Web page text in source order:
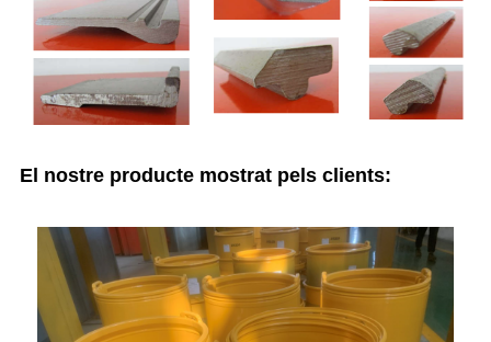
El nostre producte mostrat pels clients: